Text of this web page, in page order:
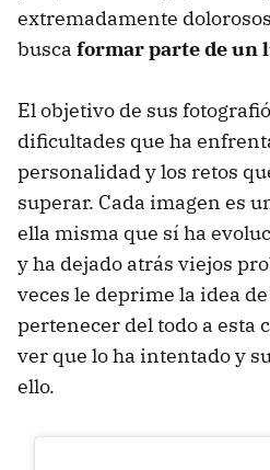
extremadamente
busca formar parte de un
El objetivo de sus
dificultades que ha
personalidad y los retos
superar. Cada imagen es
ella misma que sí ha
y ha dejado atrás viejos
veces le deprime la idea
pertenecer del todo a esta
ver que lo ha intentado y
ello.